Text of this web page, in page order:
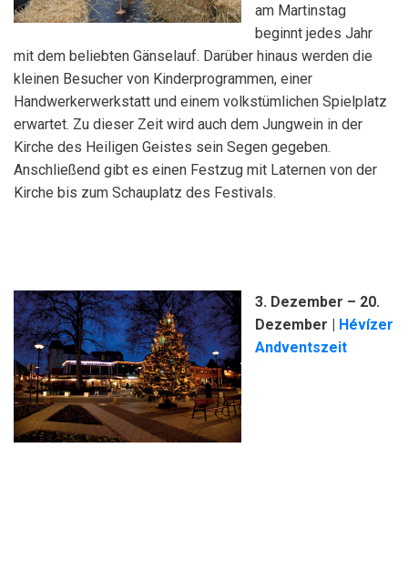
am Martinstag
beginnt jedes Jahr
mit dem beliebten Gänselauf. Darüber hinaus werden die
kleinen Besucher von Kinderprogrammen, einer
Handwerkerwerkstatt und einem volkstümlichen Spielplatz
erwartet. Zu dieser Zeit wird auch dem Jungwein in der
Kirche des Heiligen Geistes sein Segen gegeben.
Anschließend gibt es einen Festzug mit Laternen von der
Kirche bis zum Schauplatz des Festivals.
3. Dezember – 20.
Dezember | Hévízer
Andventszeit